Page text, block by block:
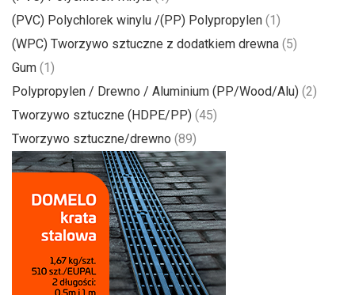
(PVC) Polychlorek winylu /(PP) Polypropylen (1)
(WPC) Tworzywo sztuczne z dodatkiem drewna (5)
Gum (1)
Polypropylen / Drewno / Aluminium (PP/Wood/Alu) (2)
Tworzywo sztuczne (HDPE/PP) (45)
Tworzywo sztuczne/drewno (89)